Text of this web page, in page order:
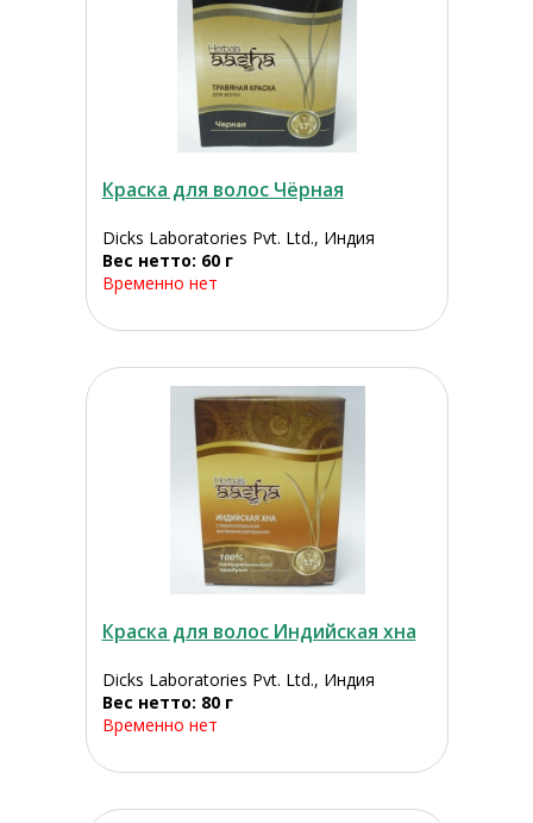
Краска для волос Чёрная
Dicks Laboratories Pvt. Ltd., Индия
Вес нетто: 60 г
Временно нет
Краска для волос Индийская хна
Dicks Laboratories Pvt. Ltd., Индия
Вес нетто: 80 г
Временно нет